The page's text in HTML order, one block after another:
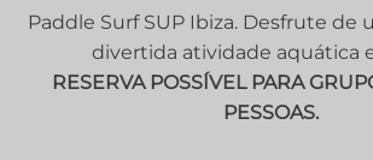
Paddle Surf SUP Ibiza. Desfrute de
divertida atividade aquática
RESERVA POSSÍVEL PARA
PESSOAS.